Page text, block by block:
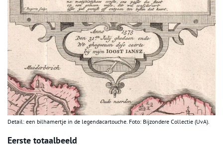
Detail: een bilhamertje in de legendacartouche. Foto: Bijzondere Collectie (UvA).
Eerste totaalbeeld